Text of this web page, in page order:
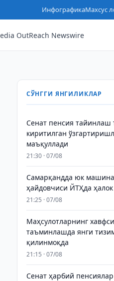
ИнфографикаМахсус
OutReach Newswire
СЎНГГИ ЯНГИЛИКЛАР
Сенат пенсия тайинлаш
киритилган
маъқуллади
21:30 · 07/08
Самарқандда юк
ҳайдовчиси ЙТҲда ҳалок
21:25 · 07/08
Маҳсулотларнинг
таъминлашда янги
қилинмоқда
21:15 · 07/08
Сенат ҳарбий пенсиялар